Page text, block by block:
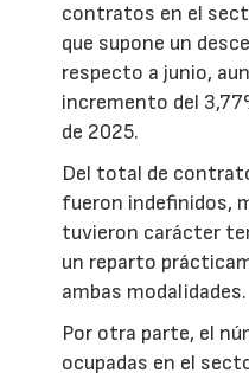
contratos en el
que supone un
respecto a junio,
incremento del
de 2025.
Del total de
fueron indefinidos,
tuvieron carácter
un reparto
ambas modalidades.
Por otra parte, el
ocupadas en el